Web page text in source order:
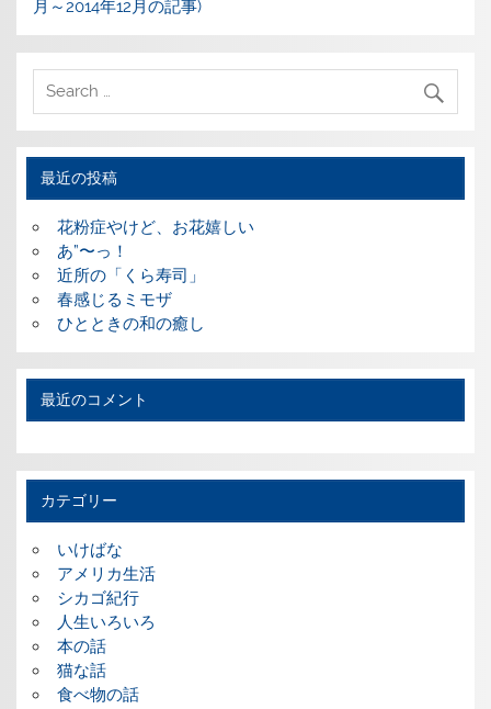
月～2014年12月の記事)
最近の投稿
花粉症やけど、お花嬉しい
あ”〜っ！
近所の「くら寿司」
春感じるミモザ
ひとときの和の癒し
最近のコメント
カテゴリー
いけばな
アメリカ生活
シカゴ紀行
人生いろいろ
本の話
猫な話
食べ物の話